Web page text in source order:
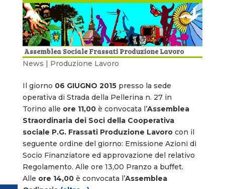
Assemblea Sociale Frassati Produzione Lavoro
News | Produzione Lavoro
Il giorno 06 GIUGNO 2015presso la sede
operativa di Strada della Pellerina n. 27 in
Torino alle ore 11,00è convocata l’Assemblea
Straordinaria dei Soci della Cooperativa
sociale P.G. Frassati Produzione Lavorocon il
seguente ordine del giorno: Emissione Azioni di
Socio Finanziatore ed approvazione del relativo
Regolamento. Alle ore 13,00 Pranzo a buffet.
Alle ore 14,00è convocata l’Assemblea